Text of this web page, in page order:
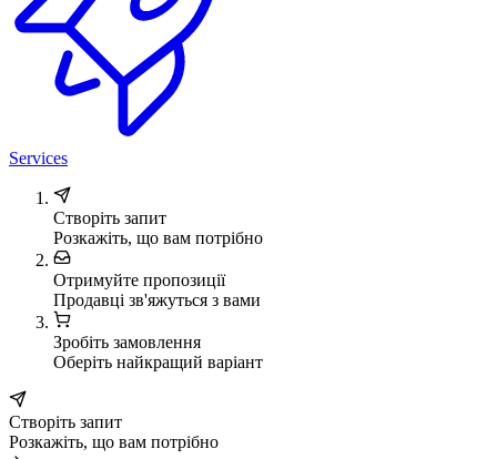
Services
Створіть запит
Розкажіть, що вам потрібно
Отримуйте пропозиції
Продавці зв'яжуться з вами
Зробіть замовлення
Оберіть найкращий варіант
Створіть запит
Розкажіть, що вам потрібно